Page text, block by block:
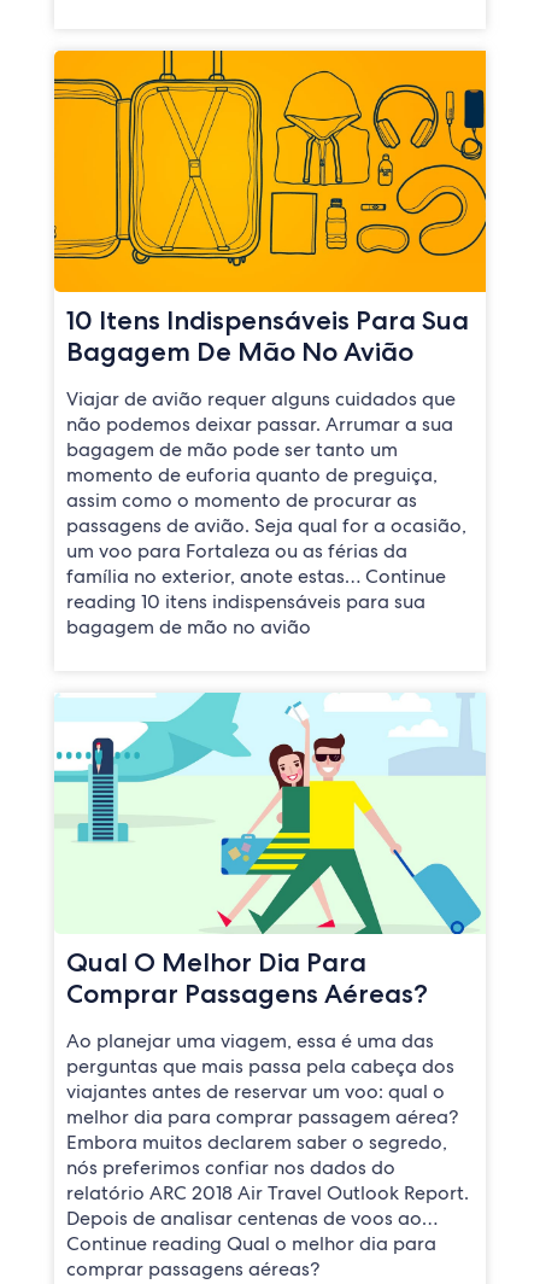
10 Itens Indispensáveis Para Sua
Bagagem De Mão No Avião
Viajar de avião requer alguns cuidados que
não podemos deixar passar. Arrumar a sua
bagagem de mão pode ser tanto um
momento de euforia quanto de preguiça,
assim como o momento de procurar as
passagens de avião. Seja qual for a ocasião,
um voo para Fortaleza ou as férias da
família no exterior, anote estas… Continue
reading 10 itens indispensáveis para sua
bagagem de mão no avião
Qual O Melhor Dia Para
Comprar Passagens Aéreas?
Ao planejar uma viagem, essa é uma das
perguntas que mais passa pela cabeça dos
viajantes antes de reservar um voo: qual o
melhor dia para comprar passagem aérea?
Embora muitos declarem saber o segredo,
nós preferimos confiar nos dados do
relatório ARC 2018 Air Travel Outlook Report.
Depois de analisar centenas de voos ao…
Continue reading Qual o melhor dia para
comprar passagens aéreas?